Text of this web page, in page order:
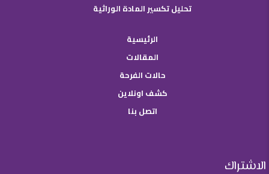
تحليل تكسير المادة الوراثية
الرئيسية
المقالات
حالات الفرحة
كشف اونلاين
اتصل بنا
الاشتراك